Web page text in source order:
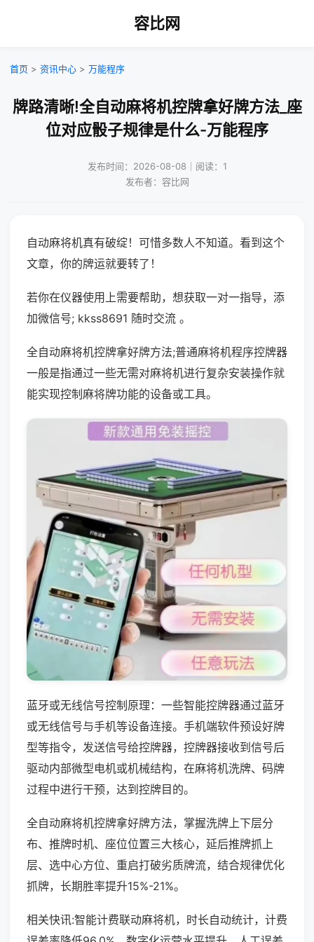
容比网
首页 > 资讯中心 > 万能程序
牌路清晰!全自动麻将机控牌拿好牌方法_座
位对应骰子规律是什么-万能程序
发布时间：2026-08-08｜阅读：1
发布者：容比网
自动麻将机真有破绽！可惜多数人不知道。看到这个
文章，你的牌运就要转了！
若你在仪器使用上需要帮助，想获取一对一指导，添
加微信号; kkss8691 随时交流 。
全自动麻将机控牌拿好牌方法;普通麻将机程序控牌器
一般是指通过一些无需对麻将机进行复杂安装操作就
能实现控制麻将牌功能的设备或工具。
蓝牙或无线信号控制原理：一些智能控牌器通过蓝牙
或无线信号与手机等设备连接。手机端软件预设好牌
型等指令，发送信号给控牌器，控牌器接收到信号后
驱动内部微型电机或机械结构，在麻将机洗牌、码牌
过程中进行干预，达到控牌目的。
全自动麻将机控牌拿好牌方法，掌握洗牌上下层分
布、推牌时机、座位位置三大核心，延后推牌抓上
层、选中心方位、重启打破劣质牌流，结合规律优化
抓牌，长期胜率提升15%-21%。
相关快讯:智能计费联动麻将机，时长自动统计，计费